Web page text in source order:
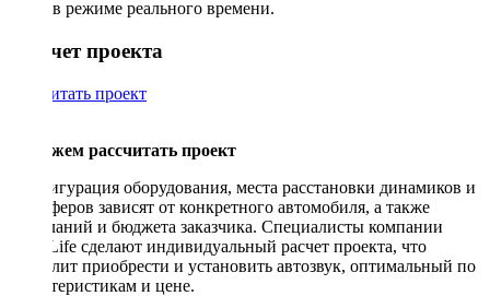
в режиме реального времени.
Рассчет проекта
Рассчитать проект
Поможем рассчитать проект
Конфигурация оборудования, места расстановки динамиков и
сабвуферов зависят от конкретного автомобиля, а также
пожеланий и бюджета заказчика. Специалисты компании
DriveLife сделают индивидуальный расчет проекта, что
позволит приобрести и установить автозвук, оптимальный по
характеристикам и цене.